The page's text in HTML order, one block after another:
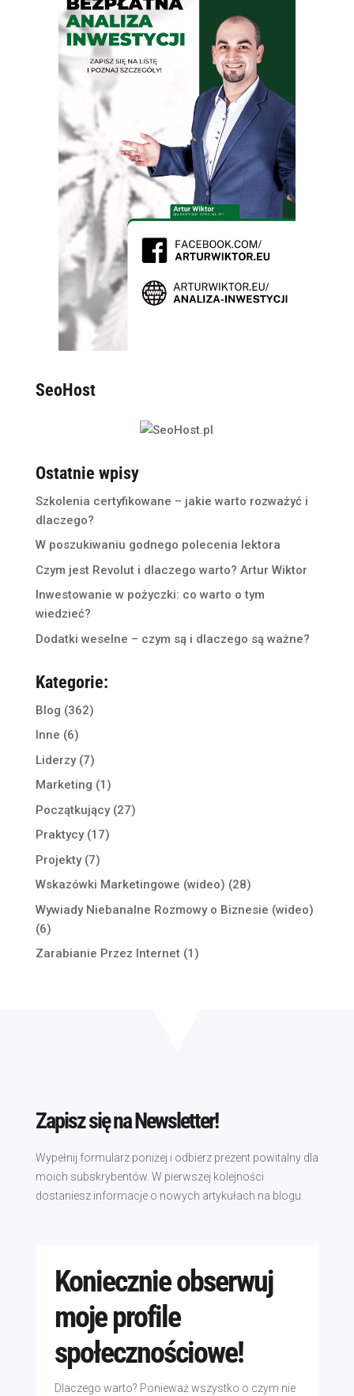
SeoHost
Ostatnie wpisy
Szkolenia certyfikowane – jakie warto rozważyć i
dlaczego?
W poszukiwaniu godnego polecenia lektora
Czym jest Revolut i dlaczego warto? Artur Wiktor
Inwestowanie w pożyczki: co warto o tym
wiedzieć?
Dodatki weselne – czym są i dlaczego są ważne?
Kategorie:
Blog (362)
Inne (6)
Liderzy(7)
Marketing (1)
Początkujący(27)
Praktycy(17)
Projekty(7)
Wskazówki Marketingowe (wideo) (28)
Wywiady Niebanalne Rozmowy o Biznesie (wideo)
(6)
Zarabianie Przez Internet(1)
Zapisz się na Newsletter!
Wypełnij formularz poniżej i odbierz prezent powitalny dla
moich subskrybentów. W pierwszej kolejności
dostaniesz informacje o nowych artykułach na blogu.
Koniecznie obserwuj
moje profile
społecznościowe!
Dlaczego warto? Ponieważ wszystko o czym nie